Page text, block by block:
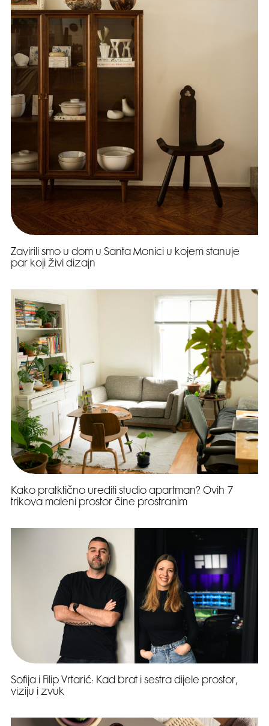
Zavirili smo u dom u Santa Monici u kojem stanuje
par koji živi dizajn
Kako pratktično urediti studio apartman? Ovih 7
trikova maleni prostor čine prostranim
Sofija i Filip Vrtarić: Kad brat i sestra dijele prostor,
viziju i zvuk